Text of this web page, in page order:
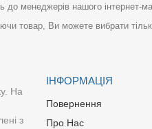
менеджерів нашого інтернет-
товар, Ви можете вибрати
На
з
ІНФОРМАЦІЯ
Повернення
Про Нас